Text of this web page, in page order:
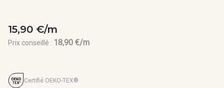
15,90 €/m
Prix conseillé : 18,90 €/m
Certifié OEKO-TEX®